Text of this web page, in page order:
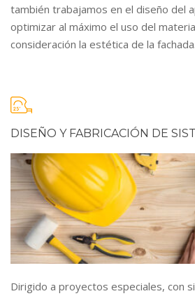
también trabajamos en el diseño del
optimizar al máximo el uso del
consideración la estética de la fachada.
DISEÑO Y FABRICACIÓN DE
Dirigido a proyectos especiales, con